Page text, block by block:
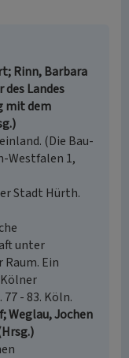
Rinn, Barbara
Landes
mit dem
(Die Bau-
Westfalen 1,
Stadt Hürth.
unter
Ein
- 83. Köln.
Weglau, Jochen